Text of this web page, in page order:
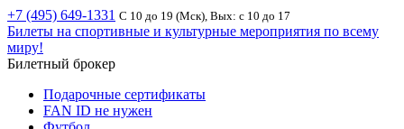
+7 (495) 649-1331 С 10 до 19 (Мск), Вых: с 10 до 17
Билеты на спортивные и культурные мероприятия по всему
миру!
Билетный брокер
Подарочные сертификаты
FAN ID не нужен